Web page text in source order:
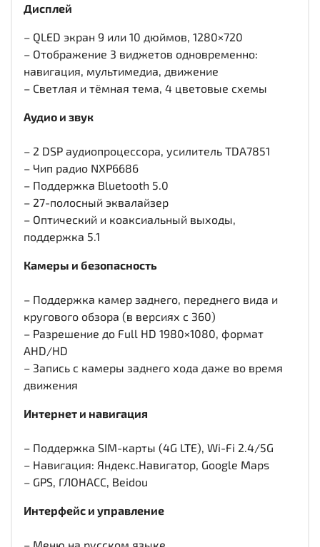
Дисплей
– QLED экран 9 или 10 дюймов, 1280×720
– Отображение 3 виджетов одновременно:
навигация, мультимедиа, движение
– Светлая и тёмная тема, 4 цветовые схемы
Аудио и звук
– 2 DSP аудиопроцессора, усилитель TDA7851
– Чип радио NXP6686
– Поддержка Bluetooth 5.0
– 27-полосный эквалайзер
– Оптический и коаксиальный выходы,
поддержка 5.1
Камеры и безопасность
– Поддержка камер заднего, переднего вида и
кругового обзора (в версиях с 360)
– Разрешение до Full HD 1980×1080, формат
AHD/HD
– Запись с камеры заднего хода даже во время
движения
Интернет и навигация
– Поддержка SIM-карты (4G LTE), Wi-Fi 2.4/5G
– Навигация: Яндекс.Навигатор, Google Maps
– GPS, ГЛОНАСС, Beidou
Интерфейс и управление